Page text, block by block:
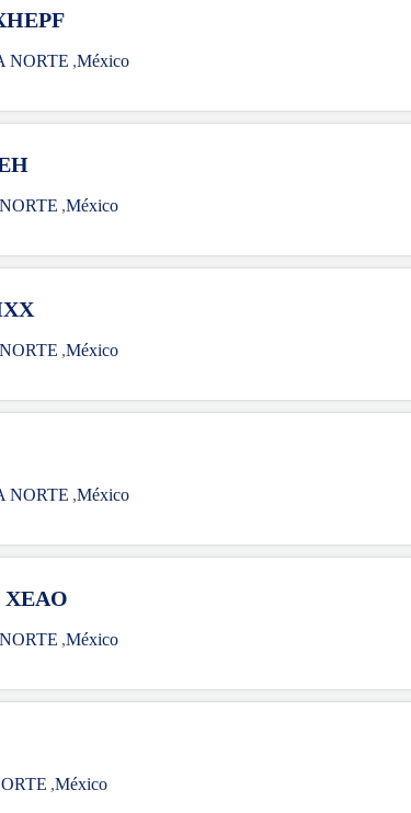
NORTE ,México
,México
,México
NORTE ,México
,México
,México